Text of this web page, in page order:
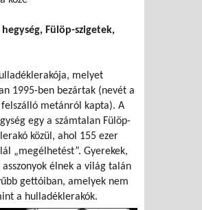
hegység, Fülöp-szigetek,
melyet
1995-ben bezártak (nevét a
felszálló metánról kapta). A
egy a számtalan Fülöp-
közül, ahol 155 ezer
„megélhetést”. Gyerekek,
élnek a világ talán
gettóiban, amelyek nem
a hulladéklerakók.